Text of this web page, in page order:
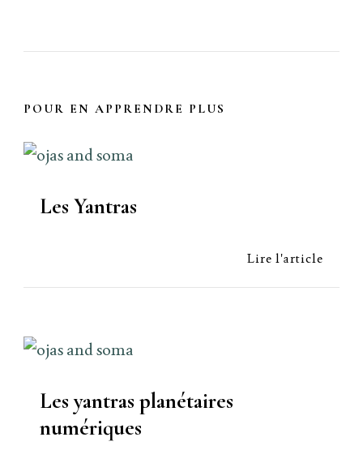
POUR EN APPRENDRE PLUS
Les Yantras
Lire l'article
Les yantras planétaires
numériques